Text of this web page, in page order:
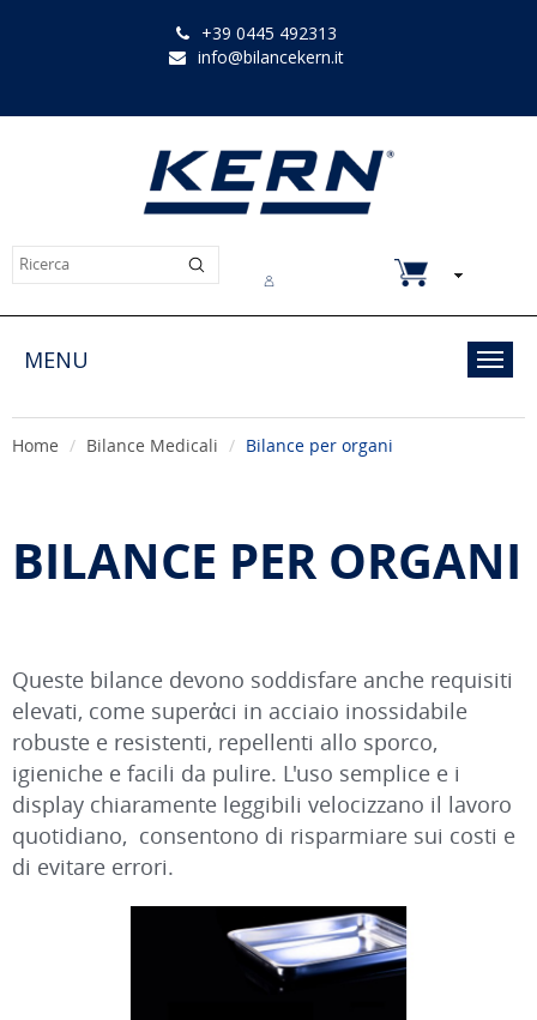
+39 0445 492313
info@bilancekern.it
MENU
Home Bilance Medicali Bilance per organi
BILANCE PER ORGANI
Queste bilance devono soddisfare anche requisiti
elevati, come superἀci in acciaio inossidabile
robuste e resistenti, repellenti allo sporco,
igieniche e facili da pulire. L'uso semplice e i
display chiaramente leggibili velocizzano il lavoro
quotidiano, consentono di risparmiare sui costi e
di evitare errori.